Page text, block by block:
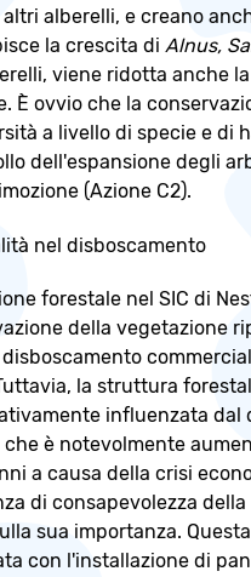
alberelli, e creano
la crescita di Alnus,
viene ridotta anche
È ovvio che la
a livello di specie e di
dell'espansione degli
(Azione C2).
nel disboscamento
forestale nel SIC di
della vegetazione
la struttura
influenzata dal
che è notevolmente
a causa della crisi
di consapevolezza
sua importanza.
con l'installazione di